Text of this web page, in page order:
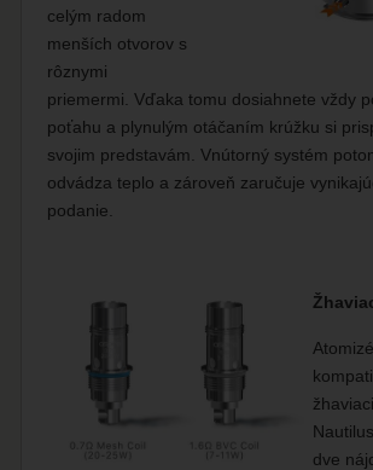
celým radom
menších otvorov s
rôznymi
priemermi. Vďaka tomu dosiahnete vždy
poťahu a plynulým otáčaním krúžku si
svojim predstavám. Vnútorný systém
odvádza teplo a zároveň zaručuje
podanie.
dve